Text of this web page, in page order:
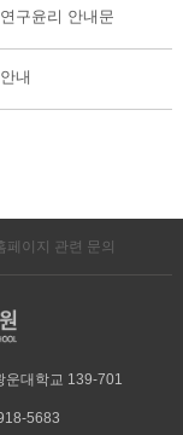
구윤리 안내문
내
페이지 관련 문의
운대학교 139-701
5683